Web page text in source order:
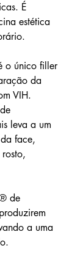
É
estética
o único filler
da
VIH.
leva a um
face,
de
a uma